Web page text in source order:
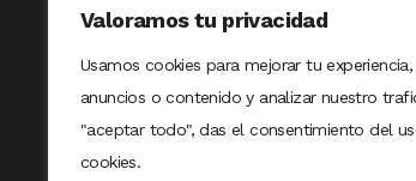
Valoramos tu privacidad
Usamos cookies para mejorar tu
anuncios o contenido y analizar nuestro
"aceptar todo", das el consentimiento del
cookies.